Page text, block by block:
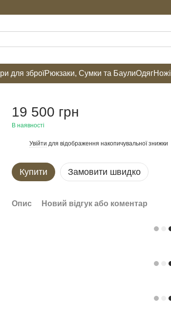
для зброїРюкзаки, Сумки та БаулиОдягНожі
19 500 грн
В наявності
Увійти для відображення накопичувальної знижки
Купити Замовити швидко
Опис Новий відгук або коментар